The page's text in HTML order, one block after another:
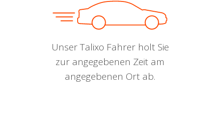
Unser Talixo Fahrer holt Sie
zur angegebenen Zeit am
angegebenen Ort ab.